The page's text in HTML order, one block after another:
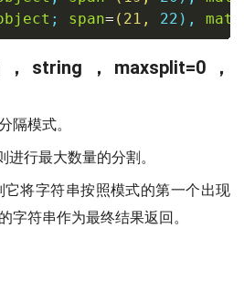
; span= ( 21 , 22 ) ,
string，maxsplit=0，
隔模式。
行最大数量的分割。
将字符串按照模式的第一个出现
字符串作为最终结果返回。